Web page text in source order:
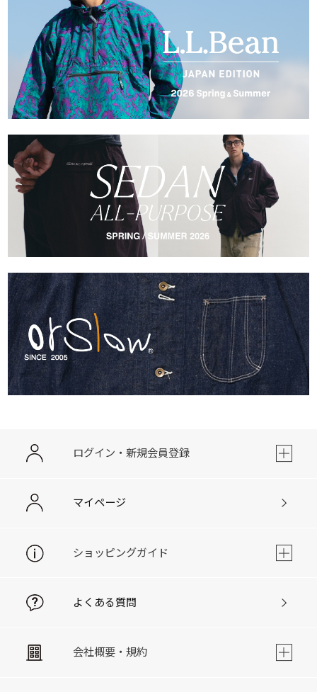
ログイン・新規会員登録
マイページ
ショッピングガイド
よくある質問
会社概要・規約